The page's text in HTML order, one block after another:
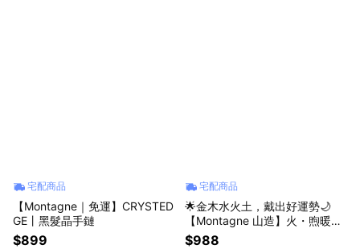
宅配商品
【Montagne｜免運】CRYSTED
GE丨黑髮晶手鏈
$899
宅配商品
🌟金木水火土，戴出好運勢🌙
【Montagne 山造】火・煦暖｜
紅瑪瑙 × 天然珍珠
$988